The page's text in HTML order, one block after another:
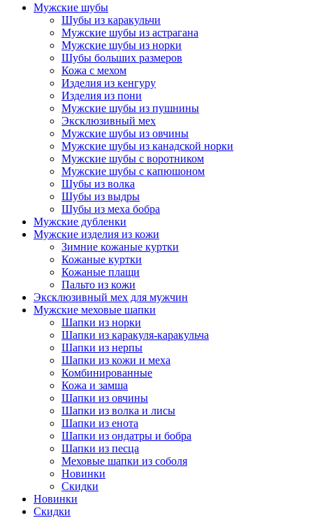
Мужские шубы
Шубы из каракульчи
Мужские шубы из астрагана
Мужские шубы из норки
Шубы больших размеров
Кожа с мехом
Изделия из кенгуру
Изделия из пони
Мужские шубы из пушнины
Эксклюзивный мех
Мужские шубы из овчины
Мужские шубы из канадской норки
Мужские шубы с воротником
Мужские шубы с капюшоном
Шубы из волка
Шубы из выдры
Шубы из меха бобра
Мужские дубленки
Мужские изделия из кожи
Зимние кожаные куртки
Кожаные куртки
Кожаные плащи
Пальто из кожи
Эксклюзивный мех для мужчин
Мужские меховые шапки
Шапки из норки
Шапки из каракуля-каракульча
Шапки из нерпы
Шапки из кожи и меха
Комбинированные
Кожа и замша
Шапки из овчины
Шапки из волка и лисы
Шапки из енота
Шапки из ондатры и бобра
Шапки из песца
Меховые шапки из соболя
Новинки
Скидки
Новинки
Скидки